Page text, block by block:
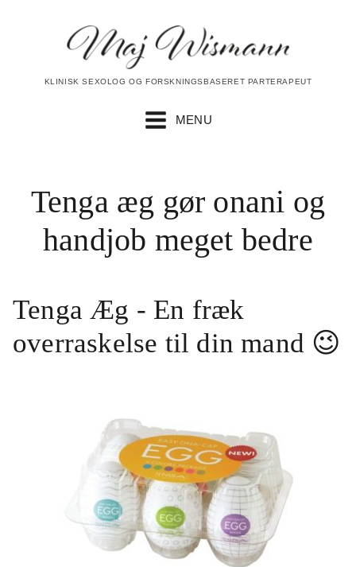
KLINISK SEXOLOG OG FORSKNINGSBASERET PARTERAPEUT
MENU
Tenga æg gør onani og
handjob meget bedre
Tenga Æg - En fræk
overraskelse til din mand 😉